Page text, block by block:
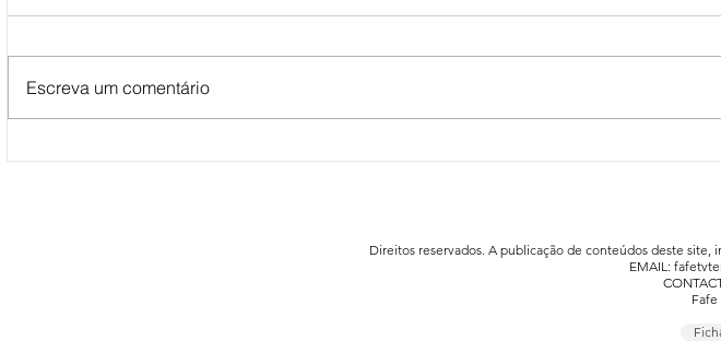
Escreva um comentário
Direitos reservados. A publicação de conteúdos deste site,
EMAIL: